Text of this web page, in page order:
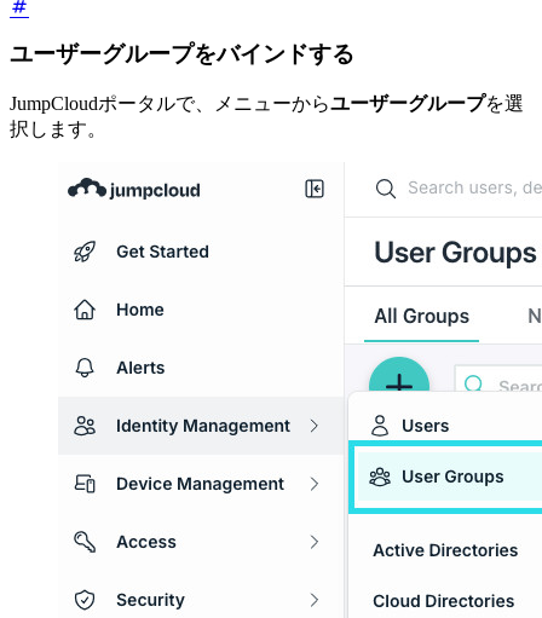
ユーザーグループをバインドする
JumpCloudポータルで、メニューからユーザーグループを選
択します。